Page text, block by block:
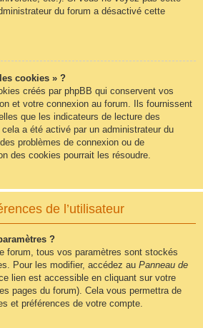
du forum a désactivé cette
cookies » ?
créés par phpBB qui conservent vos
et votre connexion au forum. Ils fournissent
que les indicateurs de lecture des
a été activé par un administrateur du
problèmes de connexion ou de
des cookies pourrait les résoudre.
de l’utilisateur
?
forum, tous vos paramètres sont stockés
Pour les modifier, accédez au Panneau de
lien est accessible en cliquant sur votre
pages du forum). Cela vous permettra de
et préférences de votre compte.